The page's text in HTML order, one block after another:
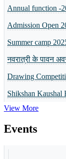
Summer camp
नवरात्री के पावन
Drawing
Shikshan Kaushal
Admission Open
व्यक्तित्व विकास
5 or 8 Merit List
Annual Result will
Basant Panchmi
View More
Events